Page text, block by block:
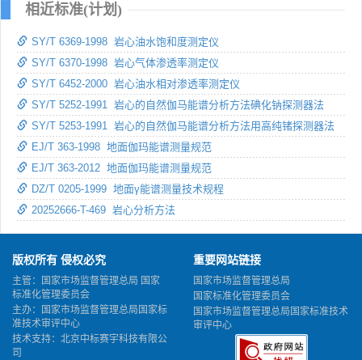
相近标准(计划)
SY/T 6369-1998 岩心油水饱和度测定仪
SY/T 6370-1998 岩心气体渗透率测定仪
SY/T 6452-2000 岩心油水相对渗透率测定仪
SY/T 5252-1991 岩心的自然伽马能谱分析方法碘化钠探测器法
SY/T 5253-1991 岩心的自然伽马能谱分析方法用高纯锗探测器法
EJ/T 363-1998 地面伽玛能谱测量规范
EJ/T 363-2012 地面伽玛能谱测量规范
DZ/T 0205-1999 地面γ能谱测量技术规程
20252666-T-469 岩心分析方法
版权所有 侵权必究
主管：国家市场监督管理总局 国家
标准化管理委员会
主办：国家市场监督管理总局国家标
准技术审评中心
技术支持：北京中标赛宇科技有限公
司
重要网站链接
国家市场监督管理总局
国家标准化管理委员会
国家市场监督管理总局国家标准技术
审评中心